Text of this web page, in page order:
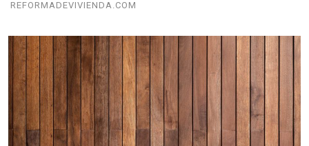
REFORMADEVIVIENDA.COM